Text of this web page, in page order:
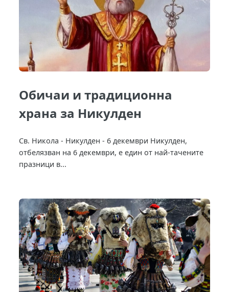
Обичаи и традиционна
храна за Никулден
Св. Никола - Никулден - 6 декември Никулден,
отбелязван на 6 декември, е един от най-тачените
празници в...